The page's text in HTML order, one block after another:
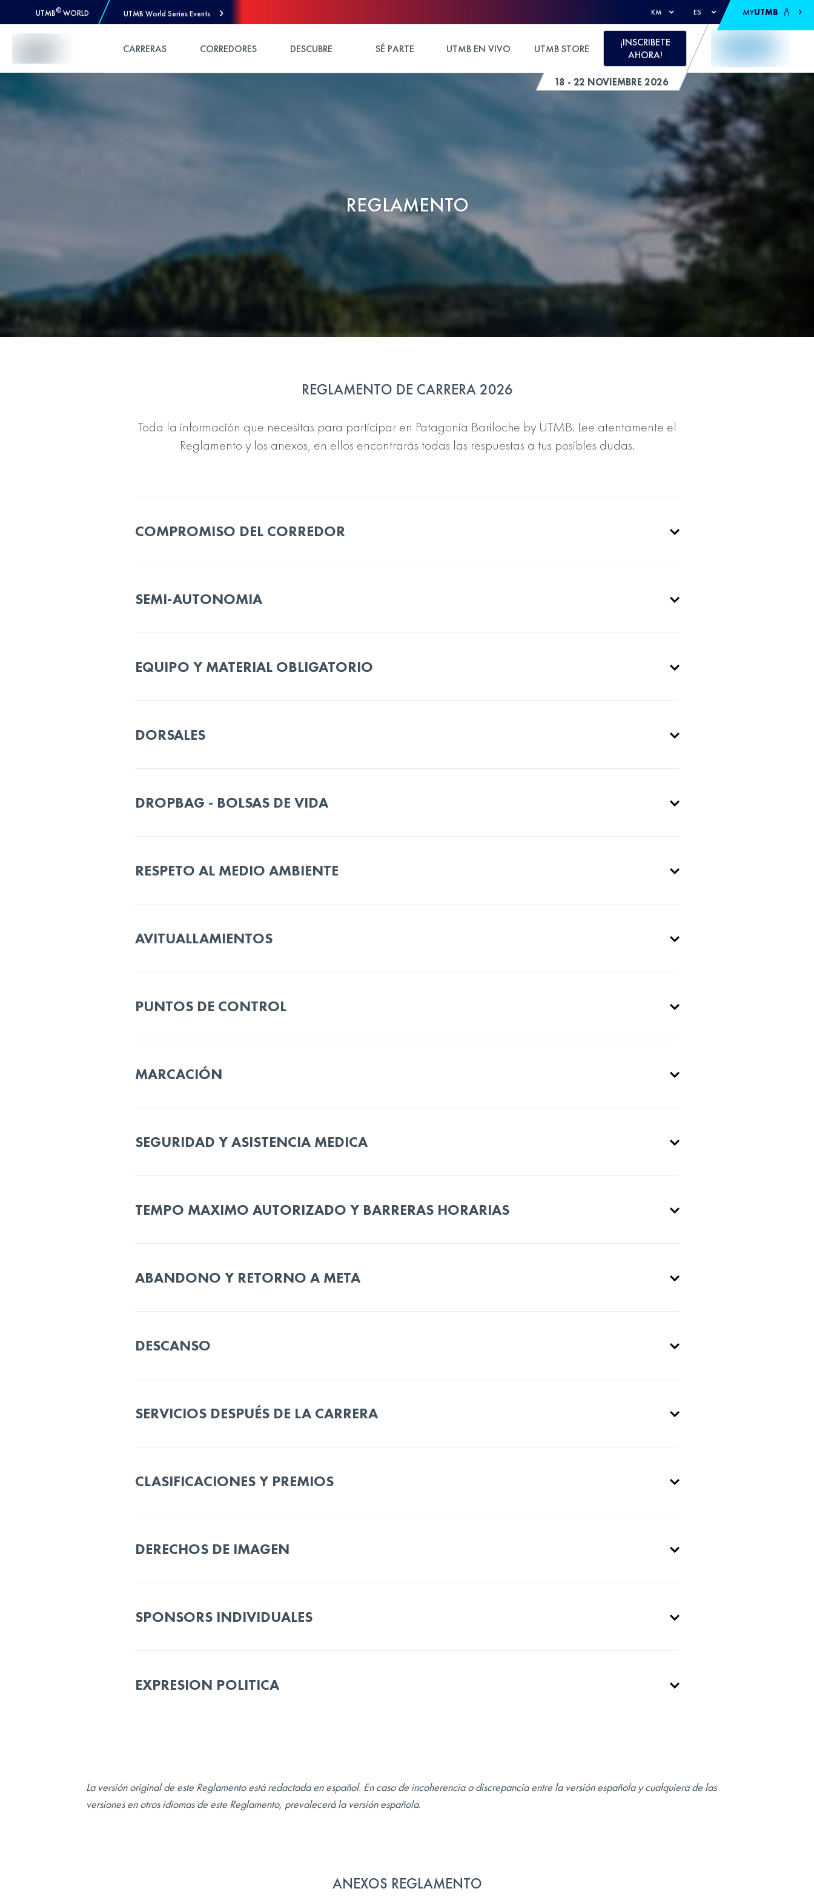
UTMB® WORLD UTMB World Series Events KM ES MYUTMB
18 - 22 NOVIEMBRE 2026
CARRERAS CORREDORES DESCUBRE SÉ PARTE UTMB EN VIVO UTMB STORE
¡INSCRIBETE
AHORA!
REGLAMENTO
REGLAMENTO DE CARRERA 2026
Toda la información que necesitas para participar en Patagonia Bariloche by UTMB. Lee atentamente el
Reglamento y los anexos, en ellos encontrarás todas las respuestas a tus posibles dudas.
COMPROMISO DEL CORREDOR
SEMI-AUTONOMIA
EQUIPO Y MATERIAL OBLIGATORIO
DORSALES
DROPBAG - BOLSAS DE VIDA
RESPETO AL MEDIO AMBIENTE
AVITUALLAMIENTOS
PUNTOS DE CONTROL
MARCACIÓN
SEGURIDAD Y ASISTENCIA MEDICA
TEMPO MAXIMO AUTORIZADO Y BARRERAS HORARIAS
ABANDONO Y RETORNO A META
DESCANSO
SERVICIOS DESPUÉS DE LA CARRERA
CLASIFICACIONES Y PREMIOS
DERECHOS DE IMAGEN
SPONSORS INDIVIDUALES
EXPRESION POLITICA
La versión original de este Reglamento está redactada en español. En caso de incoherencia o discrepancia entre la versión española y cualquiera de las
versiones en otros idiomas de este Reglamento, prevalecerá la versión española.
ANEXOS REGLAMENTO